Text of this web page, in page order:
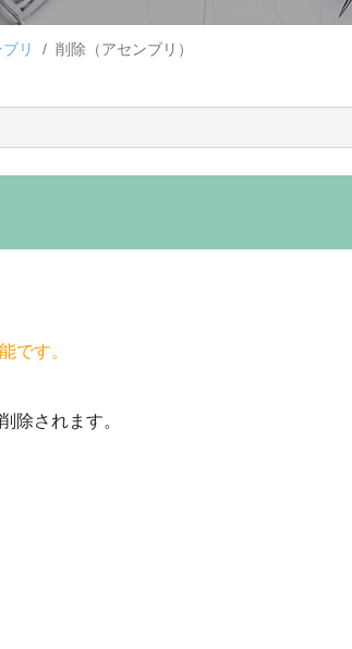
リ 削除（アセンブリ）
です。
除されます。